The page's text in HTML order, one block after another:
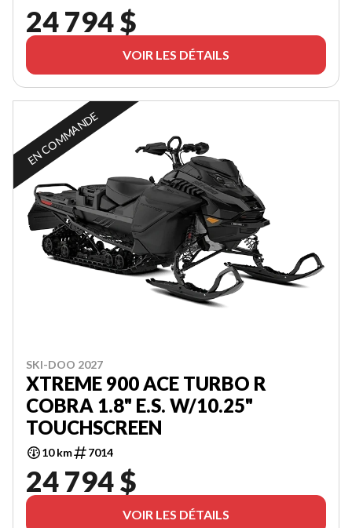
24 794 $
VOIR LES DÉTAILS
EN COMMANDE
SKI-DOO 2027
XTREME 900 ACE TURBO R
COBRA 1.8" E.S. W/10.25"
TOUCHSCREEN
10 km 7014
24 794 $
VOIR LES DÉTAILS